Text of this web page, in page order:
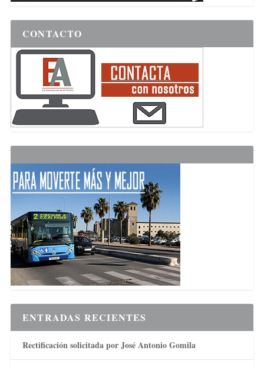
CONTACTO
ENTRADAS RECIENTES
Rectificación solicitada por José Antonio Gomila